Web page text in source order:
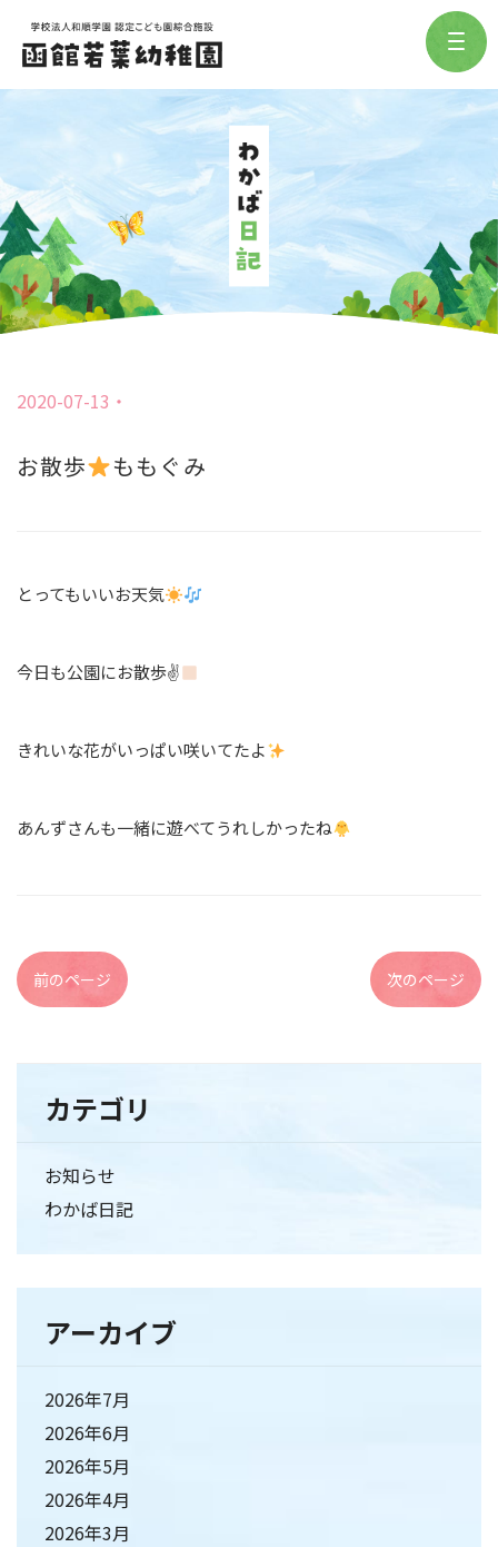
2020-07-13
お散歩 ももぐみ
とってもいいお天気
今日も公園にお散歩✌
きれいな花がいっぱい咲いてたよ
あんずさんも一緒に遊べてうれしかったね
前のページ 次のページ
カテゴリ
お知らせ
わかば日記
アーカイブ
2026年7月
2026年6月
2026年5月
2026年4月
2026年3月